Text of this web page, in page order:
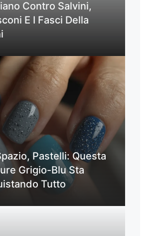
Contro Salvini,
E I Fasci Della
Pastelli: Questa
Grigio-Blu Sta
Tutto